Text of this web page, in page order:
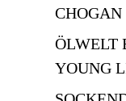
CHOGAN
ÖLWELT
YOUNG